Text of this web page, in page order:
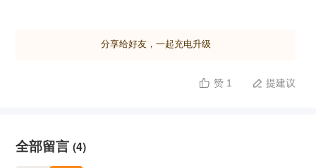
分享给好友，一起充电升级
 赞 1  提建议
全部留言 (4)